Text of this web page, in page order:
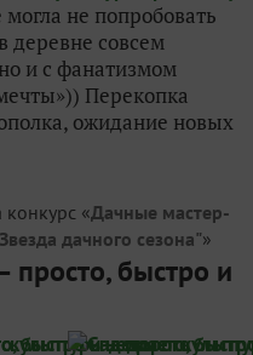
не попробовать
деревне совсем
и с фанатизмом
Перекопка
ожидание новых
конкурс «Дачные мастер-
дачного сезона"»
просто, быстро и